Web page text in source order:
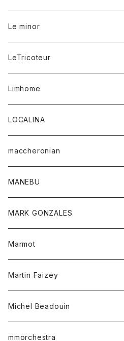
マフラー
リング
バンダナ
タンクトップ
Tシャツ
ベスト
ポロシャツ
ロングスリーブTシャツ
カーディガン
セーター
チュニック
シャツ
ワンピース
Tシャツ
レディース
コート
シャツ
ワンピース
Tシャツ
Le minor
ボトム
スカート
パンツ
レディース
アウター
カットソー
トップス
シャツ
LeTricoteur
カーディガン
Limhome
LOCALINA
ロングスリーブテーシャツ
maccheronian
靴
MANEBU
靴
MARK GONZALES
トップス
Tシャツ
Marmot
Martin Faizey
ベルト
Michel Beadouin
トップス
mmorchestra